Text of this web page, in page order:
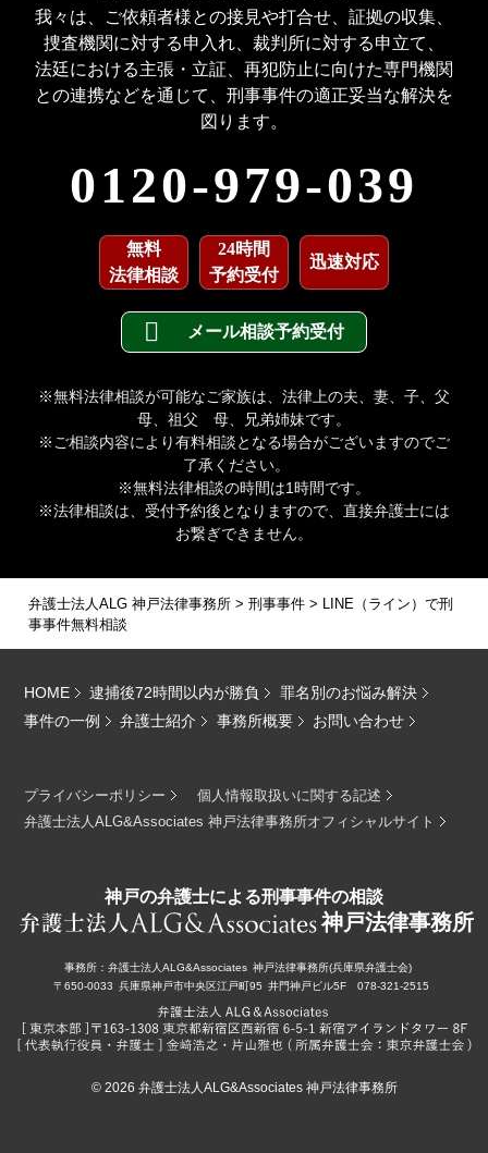
我々は、ご依頼者様との接見や打合せ、証拠の収集、
捜査機関に対する申入れ、裁判所に対する申立て、
法廷における主張・立証、再犯防止に向けた専門機関
との連携などを通じて、刑事事件の適正妥当な解決を
図ります。
0120-979-039
無料
法律相談
24時間
予約受付
迅速対応
メール相談予約受付
※無料法律相談が可能なご家族は、法律上の夫、妻、子、父
母、祖父 母、兄弟姉妹です。
※ご相談内容により有料相談となる場合がございますのでご
了承ください。
※無料法律相談の時間は1時間です。
※法律相談は、受付予約後となりますので、直接弁護士には
お繋ぎできません。
弁護士法人ALG 神戸法律事務所> 刑事事件>
LINE（ライン）で刑
事事件無料相談
HOME 逮捕後72時間以内が勝負
罪名別のお悩み解決
事件の一例
弁護士紹介 事務所概要 お問い合わせ
プライバシーポリシー
個人情報取扱いに関する記述
弁護士法人ALG&Associates 神戸法律事務所オフィシャルサイト
神戸の弁護士による刑事事件の相談
神戸法律事務所
事務所：弁護士法人ALG&Associates 神戸法律事務所(兵庫県弁護士会)
〒650-0033 兵庫県神戸市中央区江戸町95 井門神戸ビル5F 078-321-2515
© 2026 弁護士法人ALG&Associates 神戸法律事務所